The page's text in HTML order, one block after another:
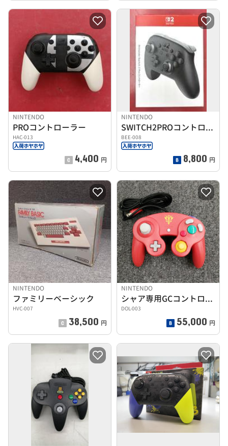
NINTENDO
PROコントローラー
HAC-013
4,400 円
NINTENDO
SWITCH2PROコントローラー
BEE-008
8,800 円
NINTENDO
ファミリーベーシック
HVC-007
38,500 円
NINTENDO
シャア専用GCコントローラ
DOL-003
55,000 円